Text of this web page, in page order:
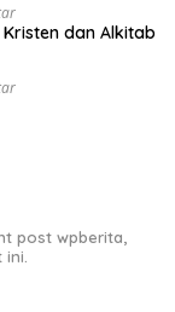
dan Alkitab
post wpberita,